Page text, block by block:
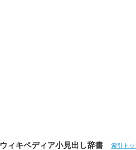
ウィキペディア小見出し辞書 索引トッ